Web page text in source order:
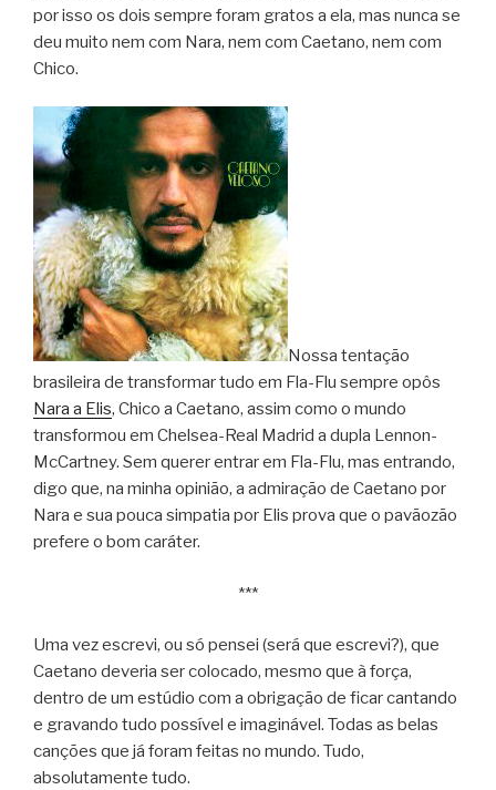
por isso os dois sempre foram gratos a ela, mas nunca se
deu muito nem com Nara, nem com Caetano, nem com
Chico.
Nossa tentação
brasileira de transformar tudo em Fla-Flu sempre opôs
Nara a Elis, Chico a Caetano, assim como o mundo
transformou em Chelsea-Real Madrid a dupla Lennon-
McCartney. Sem querer entrar em Fla-Flu, mas entrando,
digo que, na minha opinião, a admiração de Caetano por
Nara e sua pouca simpatia por Elis prova que o pavãozão
prefere o bom caráter.
***
Uma vez escrevi, ou só pensei (será que escrevi?), que
Caetano deveria ser colocado, mesmo que à força,
dentro de um estúdio com a obrigação de ficar cantando
e gravando tudo possível e imaginável. Todas as belas
canções que já foram feitas no mundo. Tudo,
absolutamente tudo.